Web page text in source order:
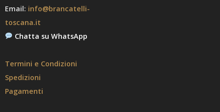
Email: info@brancatelli-
toscana.it
Chatta su WhatsApp
Termini e Condizioni
Spedizioni
Pagamenti